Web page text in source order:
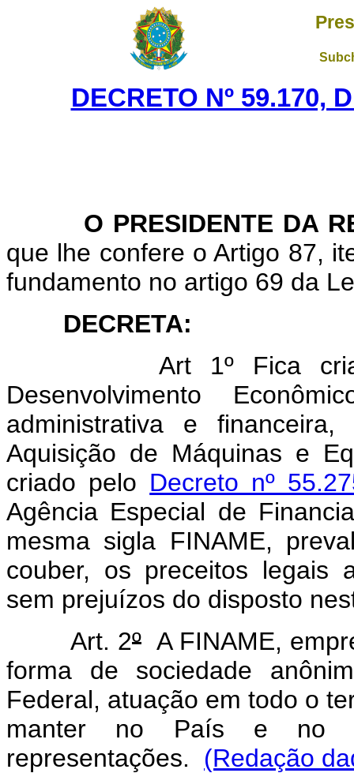
DECRETO Nº 59.170,
O PRESIDENTE DA
que lhe confere o Artigo 87,
fundamento no artigo 69 da
DECRETA:
Art 1º Fica
Desenvolvimento
administrativa e
Aquisição de Máquinas e
criado pelo Decreto nº
Agência Especial de
mesma sigla FINAME,
couber, os preceitos legais
sem prejuízos do disposto
Art. 2º A FINAME,
forma de sociedade
Federal, atuação em todo o
manter no País e no
representações. (Redação